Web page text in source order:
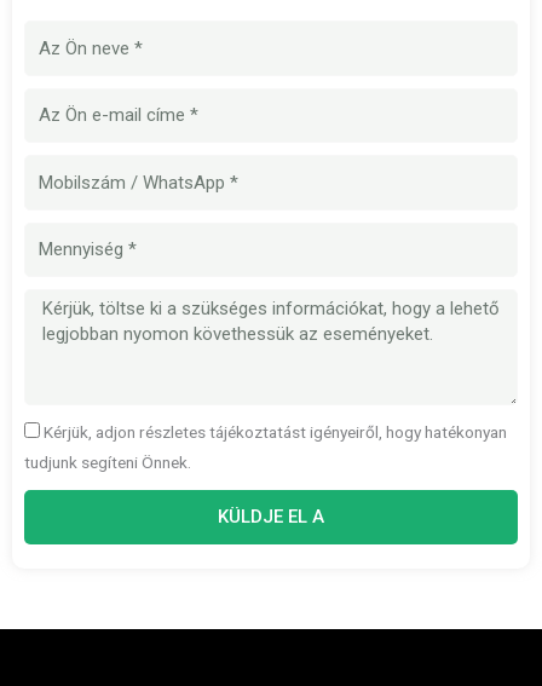
Üzenet
Kérjük, adjon részletes tájékoztatást igényeiről, hogy hatékonyan
tudjunk segíteni Önnek.
KÜLDJE EL A